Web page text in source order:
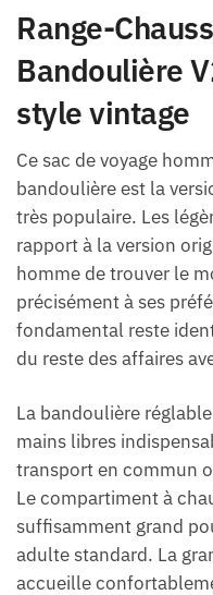
Range-
Bandoulière
style vintage
Ce sac de voyage
bandoulière est la
très populaire. Les
rapport à la version
homme de trouver le
précisément à ses
fondamental reste
du reste des affaires
La bandoulière
mains libres
transport en commun
Le compartiment à
suffisamment grand
adulte standard. La
accueille